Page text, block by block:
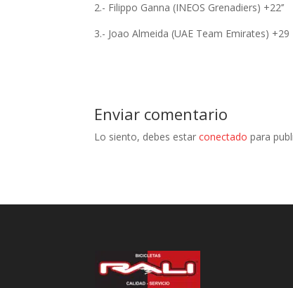
2.- Filippo Ganna (INEOS Grenadiers) +22’’
3.- Joao Almeida (UAE Team Emirates) +29
Enviar comentario
Lo siento, debes estarconectado para